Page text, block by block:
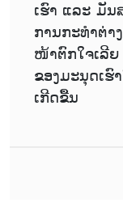
ເຮົາ ແລະ ມັ
ການກະທຳຕ່
ໜ້າຕົກໃຈເລີ
ຂອງມະນຸດເຮົ
ເກີດຂື້ນ